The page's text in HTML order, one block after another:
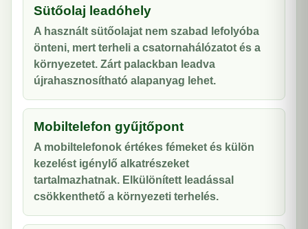
Sütőolaj leadóhely
A használt sütőolajat nem szabad lefolyóba
önteni, mert terheli a csatornahálózatot és a
környezetet. Zárt palackban leadva
újrahasznosítható alapanyag lehet.
Mobiltelefon gyűjtőpont
A mobiltelefonok értékes fémeket és külön
kezelést igénylő alkatrészeket
tartalmazhatnak. Elkülönített leadással
csökkenthető a környezeti terhelés.